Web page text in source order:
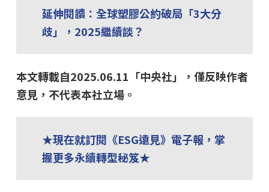
延伸閱讀：全球塑膠公約破局「3大分
歧」，2025繼續談？
本文轉載自2025.06.11「中央社」，僅反映作者
意見，不代表本社立場。
★現在就訂閱《ESG遠見》電子報，掌
握更多永續轉型秘笈★